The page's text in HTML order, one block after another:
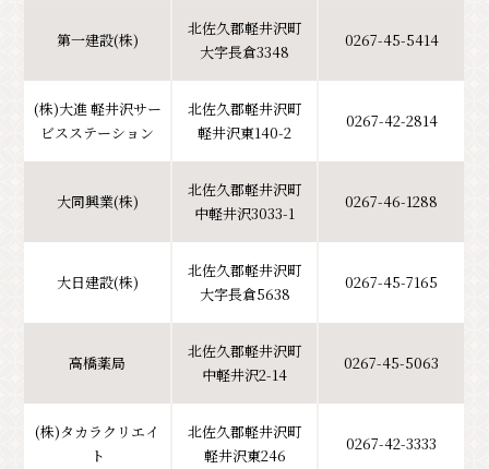
第一建設(株)
北佐久郡軽井沢町
大字長倉3348
0267-45-5414
(株)大進 軽井沢サー
ビスステーション
北佐久郡軽井沢町
軽井沢東140-2
0267-42-2814
大同興業(株)
北佐久郡軽井沢町
中軽井沢3033-1
0267-46-1288
大日建設(株)
北佐久郡軽井沢町
大字長倉5638
0267-45-7165
高橋薬局
北佐久郡軽井沢町
中軽井沢2-14
0267-45-5063
(株)タカラクリエイ
ト
北佐久郡軽井沢町
軽井沢東246
0267-42-3333